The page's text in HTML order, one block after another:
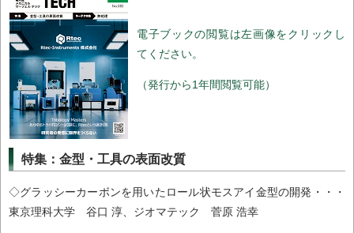
電子ブックの閲覧は左画像をクリックし
てください。
（発行から1年間閲覧可能）
特集：金型・工具の表面改質
◇グラッシーカーボンを用いたロール状モスアイ金型の開発・・・
東京理科大学 谷口 淳、ジオマテック 菅原 浩幸